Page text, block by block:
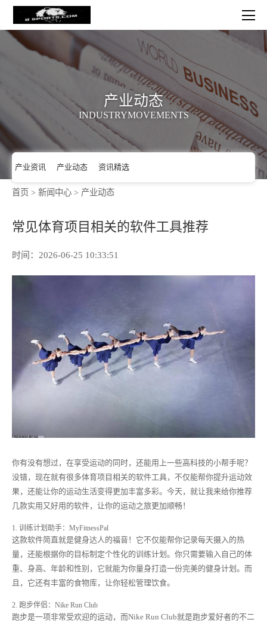
产业动态
INDUSTRYMOVEMENTS
产业资讯 产业动态 资讯精选
常见体育项目相关的软件工具推荐
时间：2026-06-25 10:33:51
你有没有想过，在享受运动的同时，还能用上一些高科技的小帮手呢？
没错，现在就有很多体育项目相关的软件工具，不仅能帮你提升运动效
果，还能让你的运动生活变得更加丰富多彩。今天，就让我来给你推荐
几款实用又好用的软件，让你的运动之旅更加顺畅！
1. 训练计划助手：MyFitnessPal
这款软件简直就是健身达人的福音！它不仅能帮你记录每天摄入的热
量，还能根据你的目标制定个性化的训练计划。你只需要输入自己的体
重、身高、年龄和性别，它就能为你量身打造一份完美的健身计划。而
且，它还有丰富的食物库，让你轻松管理饮食。
2. 跑步伴侣：Nike Run Club
跑步是一项非常受欢迎的运动，而Nike Run Club就是跑步爱好者的不二